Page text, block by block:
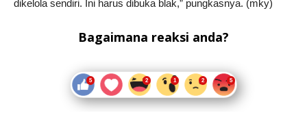
dikelola sendiri. Ini harus dibuka blak,” pungkasnya. (mky)
Bagaimana reaksi anda?